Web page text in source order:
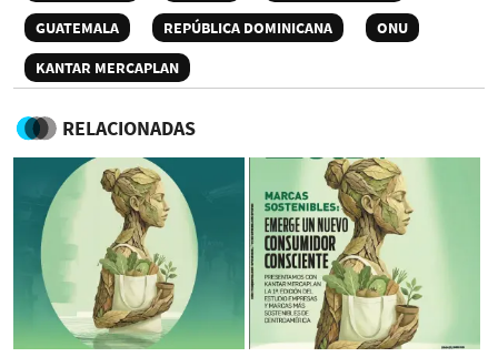
GUATEMALA
REPÚBLICA DOMINICANA
ONU
KANTAR MERCAPLAN
RELACIONADAS